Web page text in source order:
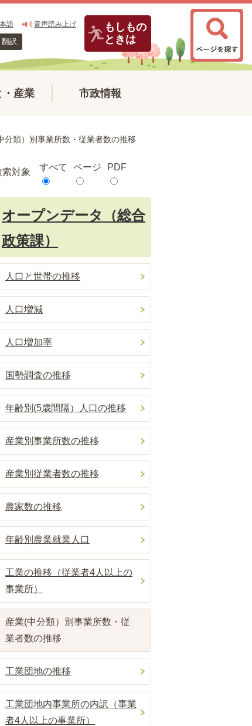
語 音声読み上げ
翻訳
もしもの
ときは
・産業 市政情報
分類）別事業所数・従業者数の推移
索対象 すべて ページ PDF
オープンデータ（総合
政策課）
人口と世帯の推移
人口増減
人口増加率
国勢調査の推移
年齢別(5歳間隔）人口の推移
産業別事業所数の推移
産業別従業者数の推移
農家数の推移
年齢別農業就業人口
工業の推移（従業者4人以上の
事業所）
産業(中分類）別事業所数・従
業者数の推移
工業団地の推移
工業団地内事業所の内訳（事業
者4人以上の事業所）